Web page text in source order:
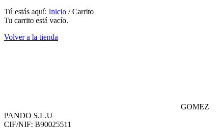
Tú estás aquí: Inicio / Carrito
Tu carrito está vacío.
Volver a la tienda
GOMEZ
PANDO S.L.U
CIF/NIF: B90025511